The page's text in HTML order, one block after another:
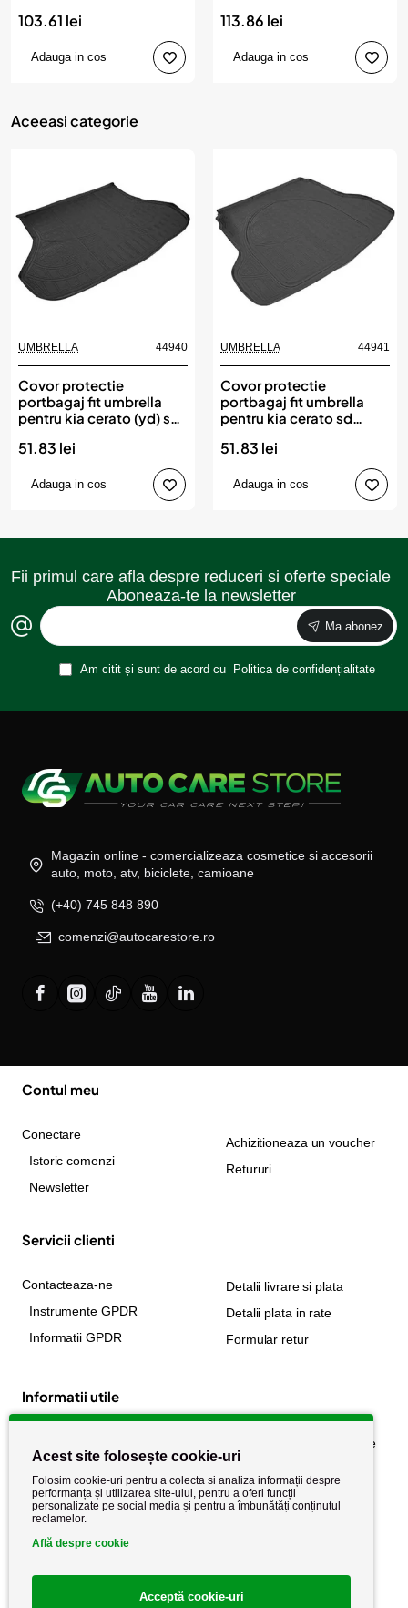
103.61 lei
Adauga in cos
113.86 lei
Adauga in cos
Aceeasi categorie
UMBRELLA 44940
Covor protectie
portbagaj fit umbrella
pentru kia cerato (yd) sd
51.83 lei
Adauga in cos
UMBRELLA 44941
Covor protectie
portbagaj fit umbrella
pentru kia cerato sd
51.83 lei
Adauga in cos
Fii primul care afla despre reduceri si oferte speciale
Aboneaza-te la newsletter
Ma abonez
Am citit și sunt de acord cu Politica de confidențialitate
Magazin online - comercializeaza cosmetice si accesorii
auto, moto, atv, biciclete, camioane
(+40) 745 848 890
comenzi@autocarestore.ro
Contul meu
Conectare
Istoric comenzi
Newsletter
Achizitioneaza un voucher
Retururi
Servicii clienti
Contacteaza-ne
Instrumente GPDR
Informatii GPDR
Detalii livrare si plata
Detalii plata in rate
Formular retur
Informatii utile
Politica de cookie
Politica de confidențialitate
Termeni si conditii
Acest site folosește cookie-uri
Folosim cookie-uri pentru a colecta si analiza informații despre
performanța și utilizarea site-ului, pentru a oferi funcții
personalizate pe social media și pentru a îmbunătăți conținutul
reclamelor.
Află despre cookie
Acceptă cookie-uri